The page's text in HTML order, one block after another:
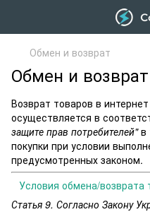
Обмен и возврат
Обмен и возврат
Возврат товаров в
осуществляется в
защите прав потребителей"в
покупки при условии
предусмотренных законом.
Условия обмена/
Статья 9. Согласно Закону